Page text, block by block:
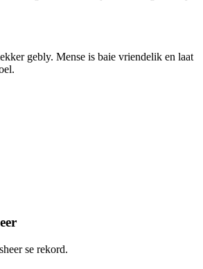
gebly. Mense is baie vriendelik en laat
se rekord.